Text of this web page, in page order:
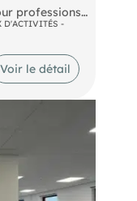
professions
salle
D'ACTIVITÉS -
Voir le détail